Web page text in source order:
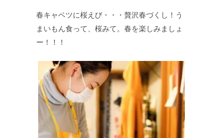
春キャベツに桜えび・・・贅沢春づくし！う
まいもん食って、桜みて。春を楽しみましょ
ー！！！